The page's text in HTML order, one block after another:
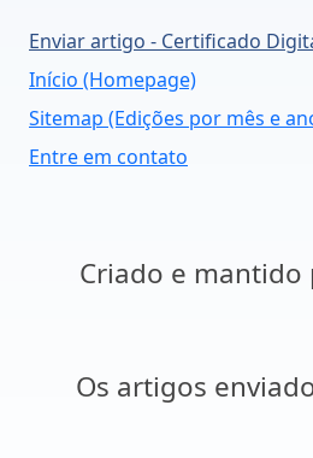
Enviar artigo - Certificado
Início (Homepage)
Sitemap (Edições por mês e
Entre em contato
Criado e mantido
Os artigos